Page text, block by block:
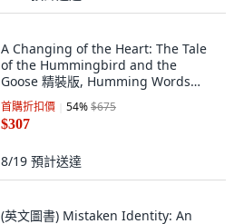
A Changing of the Heart: The Tale
of the Hummingbird and the
Goose 精裝版, Humming Words
Books, 英文
首購折扣價 54%$675
$307
8/19 預計送達
(英文圖書) Mistaken Identity: An